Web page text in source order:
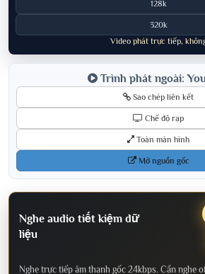
128k
320k
Video phát trực tiếp,
Trình phát ngoài:
Sao chép liên kết
Chế độ rạp
Toàn màn hình
Mở nguồn gốc
Nghe audio tiết kiệm dữ
liệu
Nghe trực tiếp âm thanh gốc 24kbps. Cần nghe